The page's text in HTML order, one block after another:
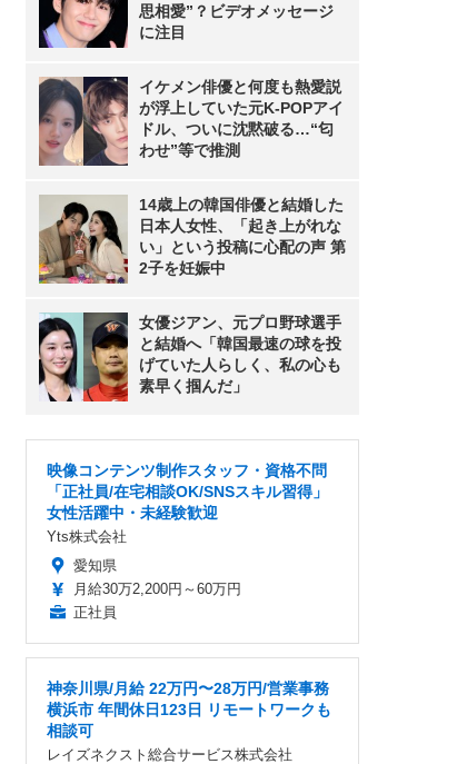
思相愛”？ビデオメッセージ
に注目
イケメン俳優と何度も熱愛説
が浮上していた元K-POPアイ
ドル、ついに沈黙破る…“匂
わせ”等で推測
14歳上の韓国俳優と結婚した
日本人女性、「起き上がれな
い」という投稿に心配の声 第
2子を妊娠中
女優ジアン、元プロ野球選手
と結婚へ「韓国最速の球を投
げていた人らしく、私の心も
素早く掴んだ」
映像コンテンツ制作スタッフ・資格不問
「正社員/在宅相談OK/SNSスキル習得」
女性活躍中・未経験歓迎
Yts株式会社
愛知県
月給30万2,200円～60万円
正社員
神奈川県/月給 22万円〜28万円/営業事務
横浜市 年間休日123日 リモートワークも
相談可
レイズネクスト総合サービス株式会社